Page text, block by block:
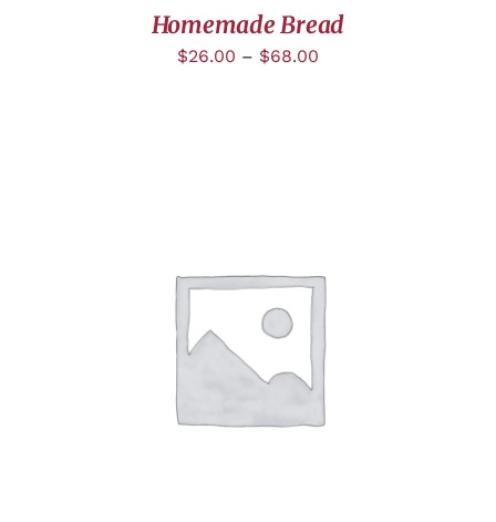
Homemade Bread
$26.00 – $68.00
DÉTAILS